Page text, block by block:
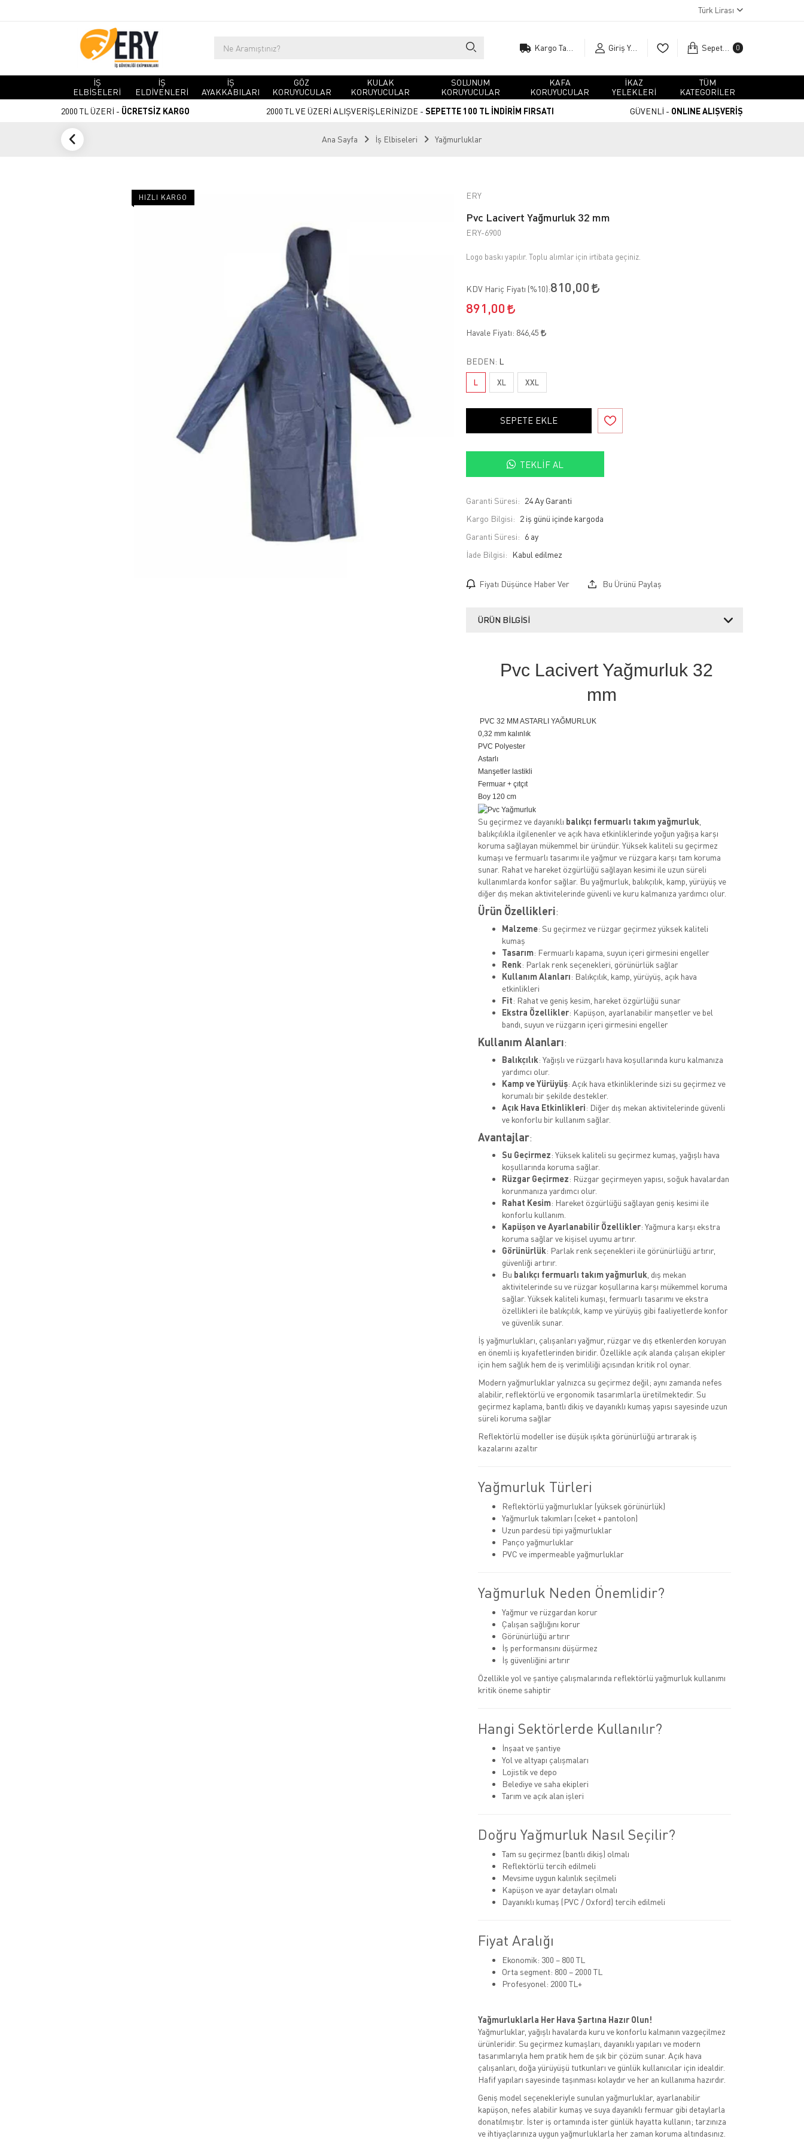
Türk Lirası
Giriş Yap Sepetim 0
İŞ
ELBİSELERİ
İŞ
ELDİVENLERİ
İŞ
AYAKKABILARI
GÖZ
KORUYUCULAR
KULAK
KORUYUCULAR
SOLUNUM
KORUYUCULAR
KAFA
KORUYUCULAR
İKAZ
YELEKLERİ
TÜM
KATEGORİLER
2000 TL ÜZERİ - ÜCRETSİZ KARGO 2000 TL VE ÜZERİ ALIŞVERİŞLERİNİZDE - SEPETTE 100 TL İNDİRİM FIRSATI GÜVENLİ - ONLINE ALIŞVERİŞ
Ana Sayfa İş Elbiseleri Yağmurluklar
HIZLI KARGO ERY
Pvc Lacivert Yağmurluk 32 mm
ERY-6900
Logo baskı yapılır. Toplu alımlar için irtibata geçiniz.
KDV Hariç Fiyatı (%10):810,00
891,00
Havale Fiyatı: 846,45
BEDEN: L
L XL XXL
SEPETE EKLE
TEKLIF AL
Garanti Süresi: 24 Ay Garanti
Kargo Bilgisi: 2 iş günü içinde kargoda
Garanti Süresi: 6 ay
İade Bilgisi:
Fiyatı Düşünce Haber Ver Bu Ürünü Paylaş
ÜRÜN BILGISI
Pvc Lacivert Yağmurluk 32
mm
PVC 32 MM ASTARLI YAĞMURLUK
0,32 mm kalınlık
PVC Polyester
Astarlı
Manşetler lastikli
Fermuar + çıtçıt
Boy 120 cm
Su geçirmez ve dayanıklı balıkçı fermuarlı takım yağmurluk
balıkçılıkla ilgilenenler ve açık hava etkinliklerinde yoğun yağışa karşı
koruma sağlayan mükemmel bir üründür. Yüksek kaliteli su geçirmez
kumaşı ve fermuarlı tasarımı ile yağmur ve rüzgara karşı tam koruma
sunar. Rahat ve hareket özgürlüğü sağlayan kesimi ile uzun süreli
kullanımlarda konfor sağlar. Bu yağmurluk, balıkçılık, kamp, yürüyüş ve
diğer dış mekan aktivitelerinde güvenli ve kuru kalmanıza yardımcı olur.
Ürün Özellikleri:
Malzeme: Su geçirmez ve rüzgar geçirmez yüksek kaliteli
kumaş
Tasarım: Fermuarlı kapama, suyun içeri girmesini engeller
Renk: Parlak renk seçenekleri, görünürlük sağlar
Kullanım Alanları: Balıkçılık, kamp, yürüyüş, açık hava
etkinlikleri
Fit: Rahat ve geniş kesim, hareket özgürlüğü sunar
Ekstra Özellikler: Kapüşon, ayarlanabilir manşetler ve bel
bandı, suyun ve rüzgarın içeri girmesini engeller
Kullanım Alanları:
Balıkçılık: Yağışlı ve rüzgarlı hava koşullarında kuru kalmanıza
yardımcı olur.
Kamp ve Yürüyüş: Açık hava etkinliklerinde sizi su geçirmez ve
korumalı bir şekilde destekler.
Açık Hava Etkinlikleri: Diğer dış mekan aktivitelerinde güvenli
ve konforlu bir kullanım sağlar.
Avantajlar:
Su Geçirmez: Yüksek kaliteli su geçirmez kumaş, yağışlı hava
koşullarında koruma sağlar.
Rüzgar Geçirmez: Rüzgar geçirmeyen yapısı, soğuk havalardan
korunmanıza yardımcı olur.
Rahat Kesim: Hareket özgürlüğü sağlayan geniş kesimi ile
konforlu kullanım.
Kapüşon ve Ayarlanabilir Özellikler: Yağmura karşı ekstra
koruma sağlar ve kişisel uyumu artırır.
Görünürlük: Parlak renk seçenekleri ile görünürlüğü artırır,
güvenliği artırır.
Bu balıkçı fermuarlı takım yağmurluk , dış mekan
aktivitelerinde su ve rüzgar koşullarına karşı mükemmel koruma
sağlar. Yüksek kaliteli kumaşı, fermuarlı tasarımı ve ekstra
özellikleri ile balıkçılık, kamp ve yürüyüş gibi faaliyetlerde konfor
ve güvenlik sunar.
İş yağmurlukları, çalışanları yağmur, rüzgar ve dış etkenlerden koruyan
en önemli iş kıyafetlerinden biridir. Özellikle açık alanda çalışan ekipler
için hem sağlık hem de iş verimliliği açısından kritik rol oynar.
Modern yağmurluklar yalnızca su geçirmez değil; aynı zamanda nefes
alabilir, reflektörlü ve ergonomik tasarımlarla üretilmektedir. Su
geçirmez kaplama, bantlı dikiş ve dayanıklı kumaş yapısı sayesinde uzun
süreli koruma sağlar
Reflektörlü modeller ise düşük ışıkta görünürlüğü artırarak iş
kazalarını azaltır
Yağmurluk Türleri
Reflektörlü yağmurluklar (yüksek görünürlük)
Yağmurluk takımları (ceket + pantolon)
Uzun pardesü tipi yağmurluklar
Panço yağmurluklar
PVC ve impermeable yağmurluklar
Yağmurluk Neden Önemlidir?
Yağmur ve rüzgardan korur
Çalışan sağlığını korur
Görünürlüğü artırır
İş performansını düşürmez
İş güvenliğini artırır
Özellikle yol ve şantiye çalışmalarında reflektörlü yağmurluk kullanımı
kritik öneme sahiptir
Hangi Sektörlerde Kullanılır?
İnşaat ve şantiye
Yol ve altyapı çalışmaları
Lojistik ve depo
Belediye ve saha ekipleri
Tarım ve açık alan işleri
Doğru Yağmurluk Nasıl Seçilir?
Tam su geçirmez (bantlı dikiş) olmalı
Reflektörlü tercih edilmeli
Mevsime uygun kalınlık seçilmeli
Kapüşon ve ayar detayları olmalı
Dayanıklı kumaş (PVC / Oxford) tercih edilmeli
Fiyat Aralığı
Ekonomik: 300 – 800 TL
Orta segment: 800 – 2000 TL
Profesyonel: 2000 TL+
Yağmurluklarla Her Hava Şartına Hazır Olun!
Yağmurluklar, yağışlı havalarda kuru ve konforlu kalmanın vazgeçilmez
ürünleridir. Su geçirmez kumaşları, dayanıklı yapıları ve modern
tasarımlarıyla hem pratik hem de şık bir çözüm sunar. Açık hava
çalışanları, doğa yürüyüşü tutkunları ve günlük kullanıcılar için idealdir.
Hafif yapıları sayesinde taşınması kolaydır ve her an kullanıma hazırdır.
Geniş model seçenekleriyle sunulan yağmurluklar, ayarlanabilir
kapüşon, nefes alabilir kumaş ve suya dayanıklı fermuar gibi detaylarla
donatılmıştır. İster iş ortamında ister günlük hayatta kullanın; tarzınıza
ve ihtiyaçlarınıza uygun yağmurluklarla her zaman koruma altındasınız.